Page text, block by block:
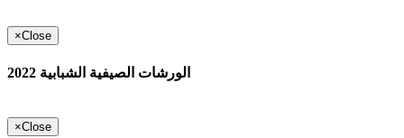
×Close
الورشات الصيفية الشبابية 2022
×Close